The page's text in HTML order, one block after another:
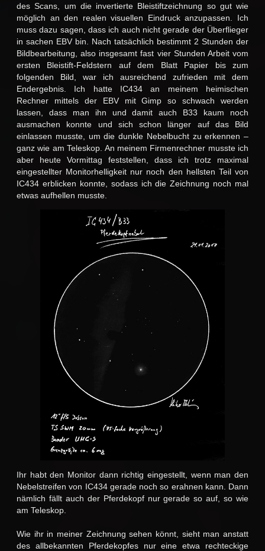
des Scans, um die invertierte Bleistiftzeichnung so gut wie
möglich an den realen visuellen Eindruck anzupassen. Ich
muss dazu sagen, dass ich auch nicht gerade der Überflieger
in sachen EBV bin. Nach tatsächlich bestimmt 2 Stunden der
Bildbearbeitung, also insgesamt fast vier Stunden Arbeit vom
ersten Bleistift-Feldstern auf dem Blatt Papier bis zum
folgenden Bild, war ich ausreichend zufrieden mit dem
Endergebnis. Ich hatte IC434 an meinem heimischen
Rechner mittels der EBV mit Gimp so schwach werden
lassen, dass man ihn und damit auch B33 kaum noch
ausmachen konnte und sich schon länger auf das Bild
einlassen musste, um die dunkle Nebelbucht zu erkennen –
ganz wie am Teleskop. An meinem Firmenrechner musste ich
aber heute Vormittag feststellen, dass ich trotz maximal
eingestellter Monitorhelligkeit nur noch den hellsten Teil von
IC434 erblicken konnte, sodass ich die Zeichnung noch mal
etwas aufhellen musste.
Ihr habt den Monitor dann richtig eingestellt, wenn man den
Nebelstreifen von IC434 gerade noch so erahnen kann. Dann
nämlich fällt auch der Pferdekopf nur gerade so auf, so wie
am Teleskop.
Wie ihr in meiner Zeichnung sehen könnt, sieht man anstatt
des allbekannten Pferdekopfes nur eine etwa rechteckige